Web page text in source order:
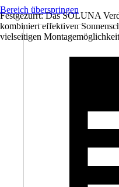
Festgezurrt: Das SOLUNA
kombiniert effektiven
vielseitigen
Bereich überspringen